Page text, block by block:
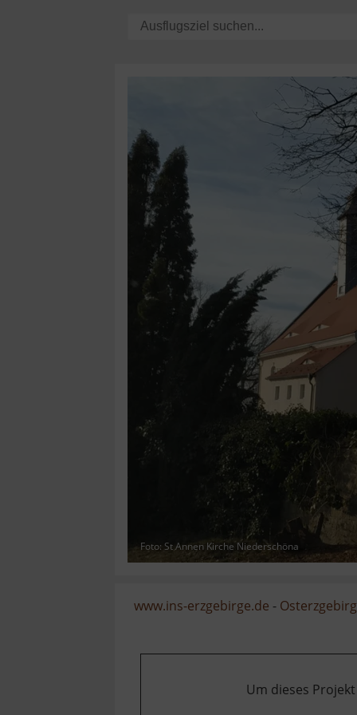
Foto: St Annen Kirche Niederschöna
www.ins-erzgebirge.de -
Um dieses